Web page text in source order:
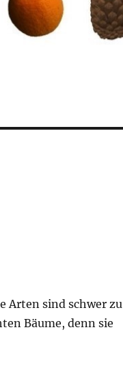
Arten sind schwer zu
Bäume, denn sie